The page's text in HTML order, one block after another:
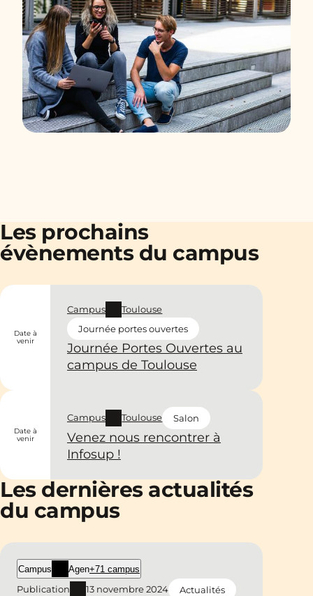
Les prochains
évènements du campus
Journée Portes Ouvertes au
campus de Toulouse
Campus
Toulouse
Journée portes ouvertes
Date à
venir
Venez nous rencontrer à
Infosup !
Campus Toulouse Salon
Date à
venir
Les dernières actualités
du campus
Campus Agen+71 campus
Publication 13 novembre 2024 Actualités